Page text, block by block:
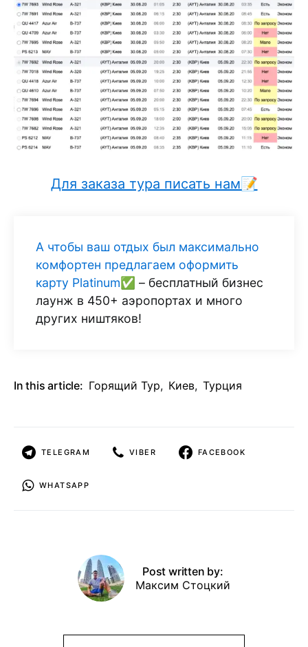
Для заказа тура писать нам📝
А чтобы ваш отдых был максимально
комфортен предлагаем оформить
карту Platinum✅ – бесплатный бизнес
лаунж в 450+ аэропортах и много
других ништяков!
In this article: Горящий Тур, Киев, Турция
TELEGRAM VIBER FACEBOOK
WHATSAPP
Post written by:
Максим Стоцкий